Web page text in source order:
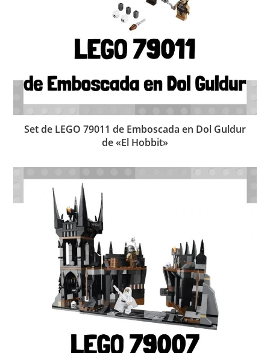
Set de LEGO 79011 de Emboscada en Dol Guldur
de «El Hobbit»